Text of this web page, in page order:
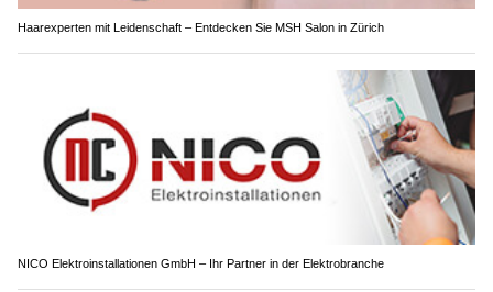
Haarexperten mit Leidenschaft – Entdecken Sie MSH Salon in Zürich
NICO Elektroinstallationen GmbH – Ihr Partner in der Elektrobranche